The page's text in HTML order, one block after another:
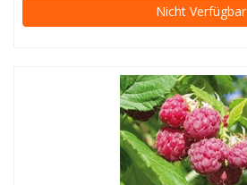
Nicht Verfügbar